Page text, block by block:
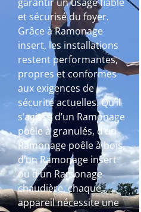
garantir un usage fiable
et sécurisé du foyer.
Grâce à Ramonage
insert, les installations
restent performantes,
propres et conformes
aux exigences de
sécurité actuelles. Qu’il
s’agisse d’un Ramonage
poêle à granulés, d’un
Ramonage poêle à bois,
d’un Ramonage insert
ou d’un Ramonage
chaudière, chaque
appareil nécessite une